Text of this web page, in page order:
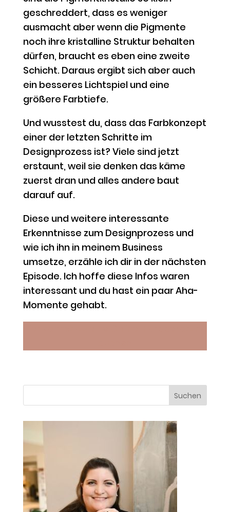
geschreddert, dass es weniger
ausmacht aber wenn die Pigmente
noch ihre kristalline Struktur behalten
dürfen, braucht es eben eine zweite
Schicht. Daraus ergibt sich aber auch
ein besseres Lichtspiel und eine
größere Farbtiefe.
Und wusstest du, dass das Farbkonzept
einer der letzten Schritte im
Designprozess ist? Viele sind jetzt
erstaunt, weil sie denken das käme
zuerst dran und alles andere baut
darauf auf.
Diese und weitere interessante
Erkenntnisse zum Designprozess und
wie ich ihn in meinem Business
umsetze, erzähle ich dir in der nächsten
Episode. Ich hoffe diese Infos waren
interessant und du hast ein paar Aha-
Momente gehabt.